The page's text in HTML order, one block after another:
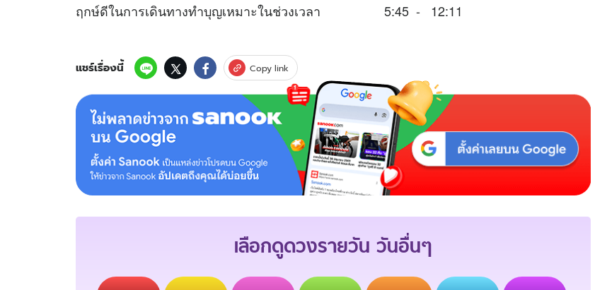
ฤกษ์ดีในการเดินทางทำบุญเหมาะในช่วงเวลา 5:45 - 12:11
แชร์เรื่องนี้ Copy link
เลือกดูดวงรายวัน วันอื่นๆ